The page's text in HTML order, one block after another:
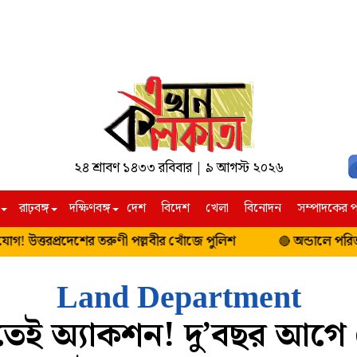
২৪ শ্রাবণ ১৪৩৩ রবিবার | ৯ আগস্ট ২০২৬
রাঢ়বঙ্গ দক্ষিণবঙ্গ দেশ বিদেশ খেলা বিনোদন সম্পাদকের
উত্তরপ্রদেশের তরুণী পল্লবীর খোঁজে পুলিশ অন্ডালে
দক্ষিণবঙ্গ
পশ্চিম বর্ধমান
বীরভূম
বাঁকুড়া
পুরুলিয়া
ঝাড়গ্রাম
উত্তরবঙ্গ
আলিপুরদুয়ার
উত্তর দিনাজপুর
দক্ষিণ দিনাজপুর
মালদহ
Land Department
অ্যাকশন! দু’বছর আগে